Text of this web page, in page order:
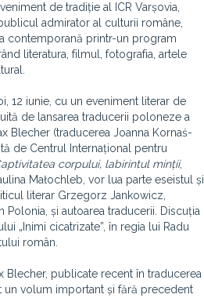
de tradiție al ICR Varșovia,
admirator al culturii române,
contemporană printr-un program
literatura, filmul, fotografia, artele
12 iunie, cu un eveniment literar de
de lansarea traducerii poloneze a
Blecher (traducerea Joanna Kornaś-
de Centrul Internațional pentru
corpului, labirintul minții,
Małochleb, vor lua parte eseistul și
literar Grzegorz Jankowicz,
și autoarea traducerii. Discuția
„Inimi cicatrizate”, în regia lui Radu
român.
Blecher, publicate recent în traducerea
un volum important și fără precedent